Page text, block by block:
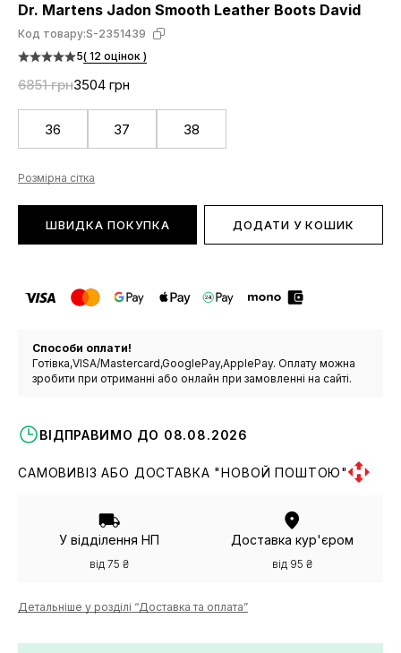
Dr. Martens Jadon Smooth Leather Boots David
Код товару:S-2351439
5( 12 оцінок )
6851 грн3504 грн
36 37 38
Розмірна сітка
ШВИДКА ПОКУПКА ДОДАТИ У КОШИК
Способи оплати!
Готівка,VISA/Mastercard,GooglePay,ApplePay. Оплату можна
зробити при отриманні або онлайн при замовленні на сайті.
ВІДПРАВИМО ДО 08.08.2026
САМОВИВІЗ АБО ДОСТАВКА "НОВОЙ ПОШТОЮ"
У відділення НП
від 75 ₴
Доставка кур'єром
від 95 ₴
Детальніше у розділі “Доставка та оплата”